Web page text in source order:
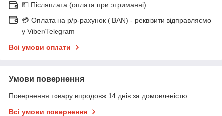
💵 Післяплата (оплата при отриманні)
💳 Оплата на р/р-рахунок (IBAN) - реквізити відправляємо
у Viber/Telegram
Всі умови оплати
Умови повернення
Повернення товару впродовж 14 днів за домовленістю
Всі умови повернення